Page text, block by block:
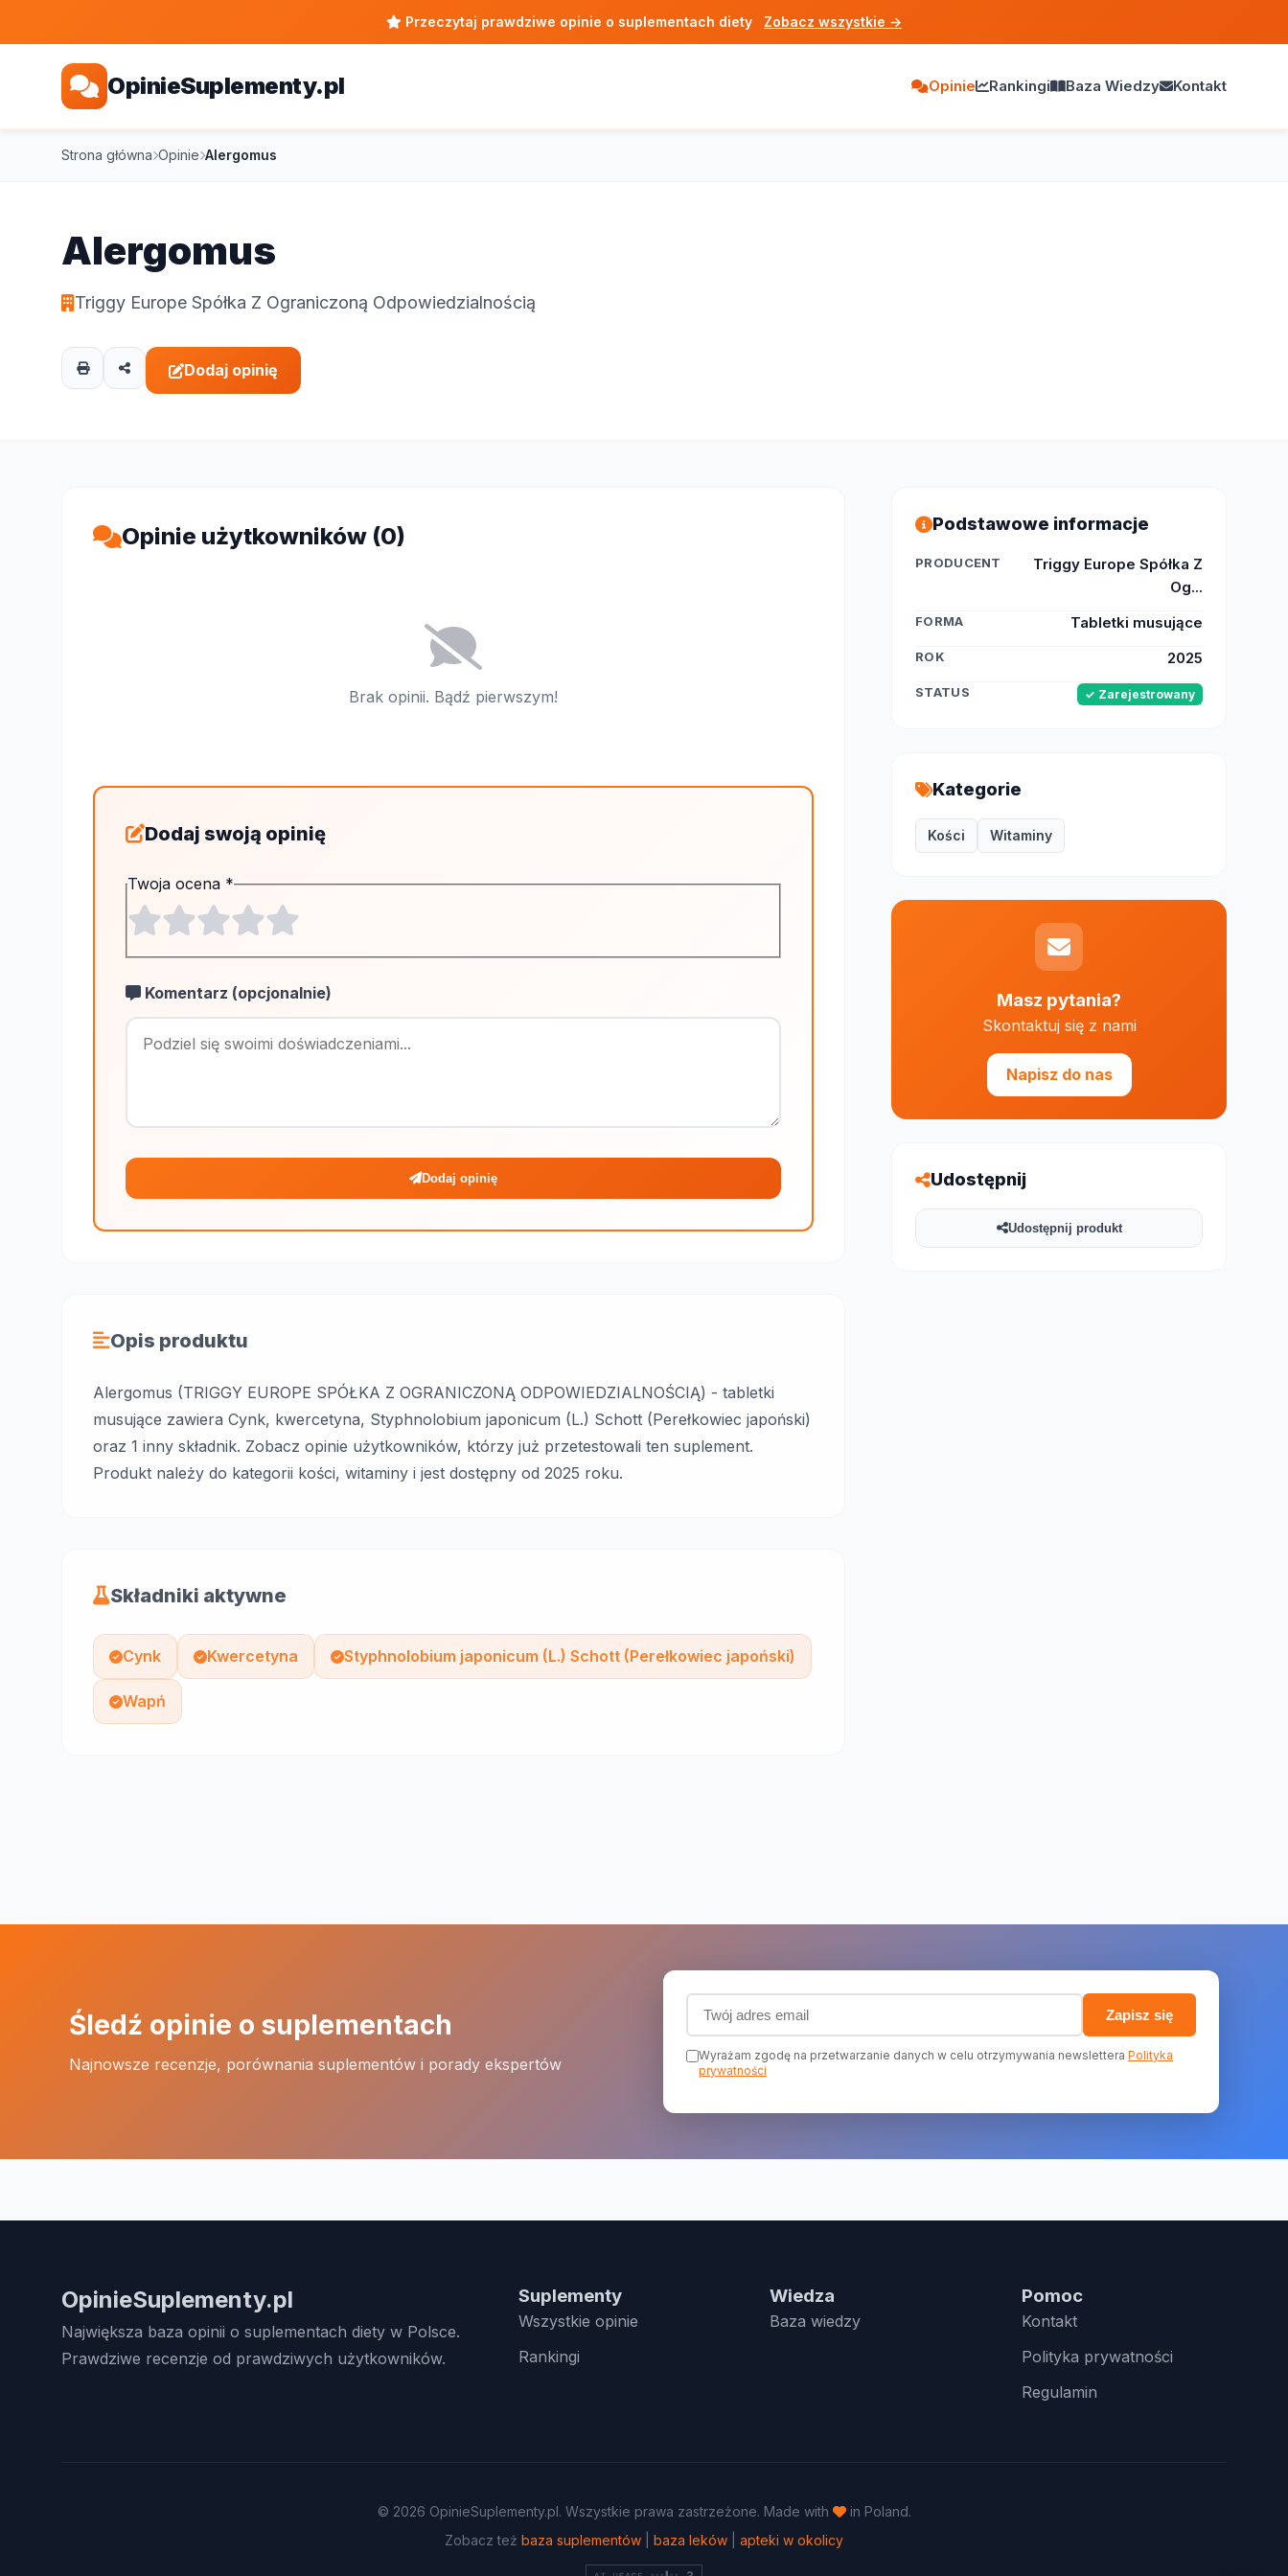
Przeczytaj prawdziwe opinie o suplementach diety Zobacz wszystkie →
OpinieSuplementy.pl Opinie Rankingi Baza Wiedzy Kontakt
Strona główna Opinie Alergomus
Alergomus
Triggy Europe Spółka Z Ograniczoną Odpowiedzialnością
Dodaj opinię
Opinie użytkowników (0)
Brak opinii. Bądź pierwszym!
Dodaj swoją opinię
Twoja ocena *
Komentarz (opcjonalnie)
Maksymalnie 1000 znaków
Dodaj opinię
Opis produktu
Alergomus (TRIGGY EUROPE SPÓŁKA Z OGRANICZONĄ ODPOWIEDZIALNOŚCIĄ) - tabletki
musujące zawiera Cynk, kwercetyna, Styphnolobium japonicum (L.) Schott (Perełkowiec japoński)
oraz 1 inny składnik. Zobacz opinie użytkowników, którzy już przetestowali ten suplement.
Produkt należy do kategorii kości, witaminy i jest dostępny od 2025 roku.
Składniki aktywne
Cynk Kwercetyna Styphnolobium japonicum (L.) Schott (Perełkowiec japoński)
Wapń
Podstawowe informacje
PRODUCENT
Triggy Europe Spółka Z
Og...
FORMA Tabletki musujące
ROK 2025
STATUS ✓ Zarejestrowany
Kategorie
Kości Witaminy
Masz pytania?
Skontaktuj się z nami
Napisz do nas
Udostępnij
Udostępnij produkt
Śledź opinie o suplementach
Najnowsze recenzje, porównania suplementów i porady ekspertów
Adres email (wymagany)
Zapisz się
Wyrażam zgodę na przetwarzanie danych w celu otrzymywania newslettera Polityka
prywatności
OpinieSuplementy.pl
Największa baza opinii o suplementach diety w Polsce.
Prawdziwe recenzje od prawdziwych użytkowników.
Suplementy
Wszystkie opinie
Rankingi
Wiedza
Baza wiedzy
Pomoc
Kontakt
Polityka prywatności
Regulamin
© 2026 OpinieSuplementy.pl. Wszystkie prawa zastrzeżone. Made with
in Poland.
Zobacz też baza suplementów baza leków apteki w okolicy